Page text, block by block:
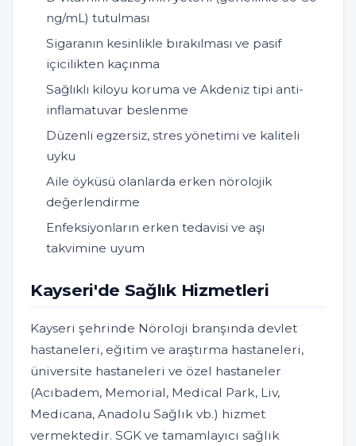
ng/mL) tutulması
Sigaranın kesinlikle bırakılması ve pasif
içicilikten kaçınma
Sağlıklı kiloyu koruma ve Akdeniz tipi anti-
inflamatuvar beslenme
Düzenli egzersiz, stres yönetimi ve kaliteli
uyku
Aile öyküsü olanlarda erken nörolojik
değerlendirme
Enfeksiyonların erken tedavisi ve aşı
takvimine uyum
Kayseri'de Sağlık Hizmetleri
Kayseri şehrinde Nöroloji branşında devlet
hastaneleri, eğitim ve araştırma hastaneleri,
üniversite hastaneleri ve özel hastaneler
(Acıbadem, Memorial, Medical Park, Liv,
Medicana, Anadolu Sağlık vb.) hizmet
vermektedir. SGK ve tamamlayıcı sağlık